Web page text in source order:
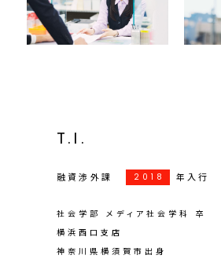
T. I .
融資渉外課 201 8 年入行
社会学部 メディア社会学科 卒
横浜西口支店
神奈川県横須賀市出身